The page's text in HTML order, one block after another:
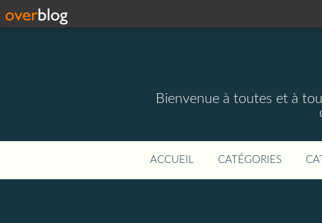
Bienvenue à toutes et à
ACCUEIL CATÉGORIES